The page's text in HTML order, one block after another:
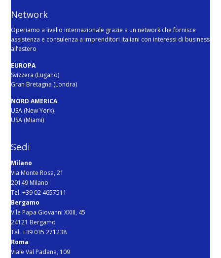
Network
Operiamo a livello internazionale grazie a un network che fornisce
assistenza e consulenza a imprenditori italiani con interessi di business
all’estero
EUROPA
Svizzera (Lugano)
Gran Bretagna (Londra)
NORD AMERICA
USA (New York)
USA (Miami)
Sedi
Milano
Via Monte Rosa, 21
20149 Milano
Tel. +39 02 4657511
Bergamo
V.le Papa Giovanni XXIII, 45
24121 Bergamo
Tel. +39 035 271238
Roma
Viale Val Padana, 109